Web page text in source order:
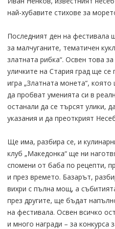
най-хубавите стихове за
Последният ден на фестивала
за малчуганите, тематичен
златната рибка“. Освен това
уличките на Стария град ще се
игра „Златната монета“,
да пробват уменията си в
останали да се търсят улики,
указания и да преоткрият
Ще има, разбира се, и
клуб „Македонка“ ще ни
спомени от баба по рецепти,
и през времето. Базарът,
вихри с пълна мощ, а
през другите, ще бъдат
на фестивала. Освен всичко
и много награди – за конкурса